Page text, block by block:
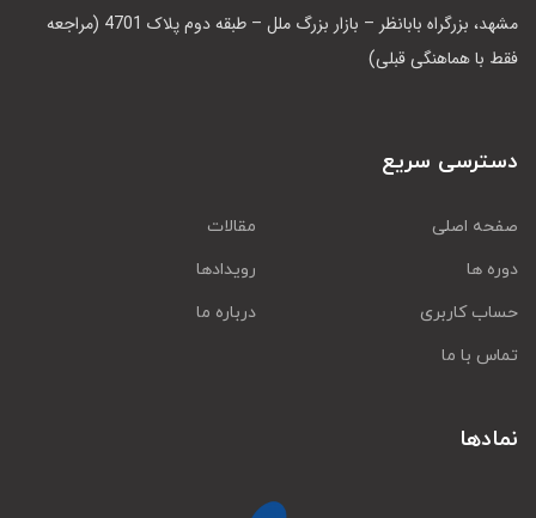
مشهد، بزرگراه بابانظر – بازار بزرگ ملل – طبقه دوم پلاک 4701 (مراجعه
فقط با هماهنگی قبلی)
دسترسی سریع
صفحه اصلی
مقالات
دوره ها
رویدادها
حساب کاربری
درباره ما
تماس با ما
نمادها